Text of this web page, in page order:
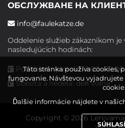
ОБСЛУЖВАНЕ НА
info@faulekatze.de
Oddelenie služieb zákazníkom
nasledujúcich hodinách:
Pondelok - piatok: 10:00 - 19:00
Sobota a nedeľa: deň voľna
Copyright © 2026
Táto stránka používa cookies,
fungovanie. Návštevou
cookie.
Ďalšie informácie nájdete v